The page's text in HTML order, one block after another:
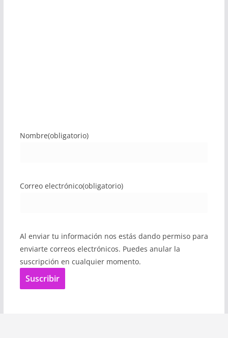
Nombre(obligatorio)
Correo electrónico(obligatorio)
Al enviar tu información nos estás dando permiso para
enviarte correos electrónicos. Puedes anular la
suscripción en cualquier momento.
Suscribir